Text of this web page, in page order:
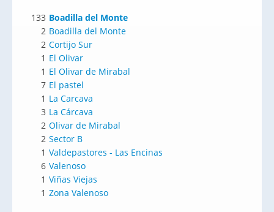
133 Boadilla del Monte
2 Boadilla del Monte
2 Cortijo Sur
1 El Olivar
1 El Olivar de Mirabal
7 El pastel
1 La Carcava
3 La Cárcava
2 Olivar de Mirabal
2 Sector B
1 Valdepastores - Las Encinas
6 Valenoso
1 Viñas Viejas
1 Zona Valenoso